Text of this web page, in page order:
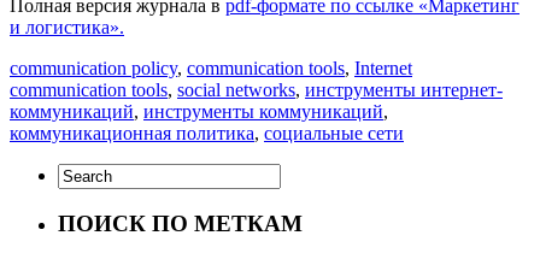
Полная версия журнала в pdf-формате по ссылке «Маркетинг
и логистика».
communication policy, communication tools, Internet
communication tools, social networks, инструменты интернет-
коммуникаций, инструменты коммуникаций,
коммуникационная политика, социальные сети
ПОИСК ПО МЕТКАМ